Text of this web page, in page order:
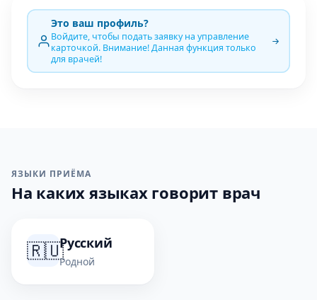
Это ваш профиль?
Войдите, чтобы подать заявку на управление
карточкой. Внимание! Данная функция только
для врачей!
ЯЗЫКИ ПРИЁМА
На каких языках говорит врач
🇷🇺Русский
Родной